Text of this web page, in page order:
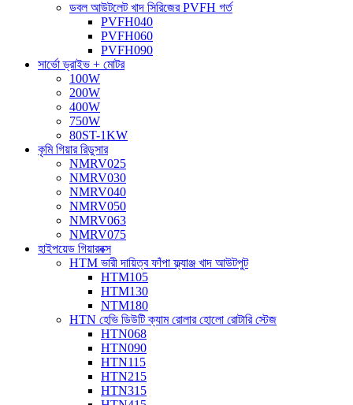
ডবল আউটলেট খাদ সিরিজের PVFH গর্ত
PVFH040
PVFH060
PVFH090
সার্ভো ড্রাইভ + মোটর
100W
200W
400W
750W
80ST-1KW
কৃমি গিয়ার রিডুসার
NMRV025
NMRV030
NMRV040
NMRV050
NMRV063
NMRV075
হাইপয়েড গিয়ারবক্স
HTM ভারী দায়িত্ব ফাঁপা ফ্ল্যাঞ্জ খাদ আউটপুট
HTM105
HTM130
NTM180
HTN হেভি ডিউটি ​​ক্যাম রোলার হোলো রোটারি স্টেজ
HTN068
HTN090
HTN115
HTN215
HTN315